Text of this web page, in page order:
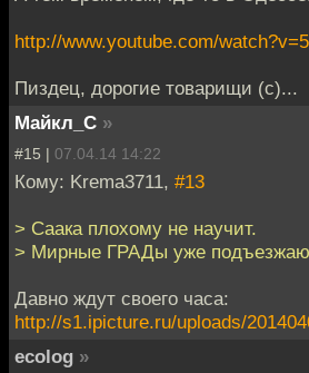
http://www.youtube.com/
Пиздец, дорогие товарищи (c)...
Майкл_С »
#15 | 07.04.14 14:22
Кому: Krema3711, #13
> Саака плохому не научит.
> Мирные ГРАДы уже
Давно ждут своего часа:
http://s1.ipicture.ru/uploads/
ecolog »